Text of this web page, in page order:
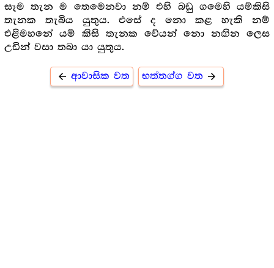
සෑම තැන ම තෙමෙනවා නම් එහි බඩු ගමෙහි යම්කිසි
තැනක තැබිය යුතුය. එසේ ද නො කළ හැකි නම්
එළිමහනේ යම් කිසි තැනක වේයන් නො නඟින ලෙස
උඩින් වසා තබා යා යුතුය.
arrow_back ආවාසික වත භත්තග්ග වත arrow_forward